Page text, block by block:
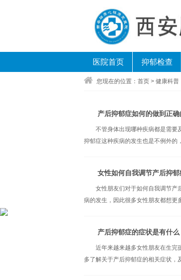
医院首页 抑郁检查
您现在的位置： 首页 > 健康科普
产后抑郁症如何的做到正
不管身体出现哪种疾病都是需要
抑郁症这种疾病的发生也是不例外的
女性如何自我调节产后抑郁
女性朋友们对于如何自我调节产
病的发生，因此很多女性朋友都想更
产后抑郁症的症状是有什么
近年来越来越多女性朋友在生完
多了解关于产后抑郁症的相关症状，